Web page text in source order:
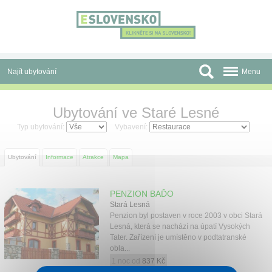
Najít ubytování
Slevy a Last Minute
Před cestou
Atrakce
O nás
Menu
Ubytování ve Staré Lesné
Typ ubytování: Vybavení:
Ubytování Informace Atrakce Mapa
PENZION BAĎO
Stará Lesná
Penzion byl postaven v roce 2003 v obci Stará
Lesná, která se nachází na úpatí Vysokých
Tater. Zařízení je umístěno v podtatranské
obla...
1 noc od 837 Kč